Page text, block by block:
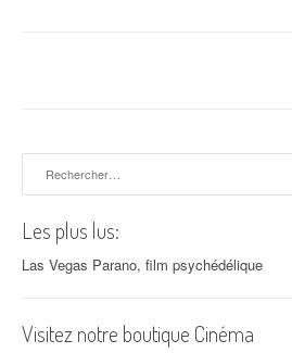
Les plus lus:
Las Vegas Parano, film psychédélique
Visitez notre boutique Cinéma